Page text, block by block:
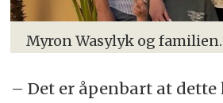
Myron Wasylyk og familien.
– Det er åpenbart at dette